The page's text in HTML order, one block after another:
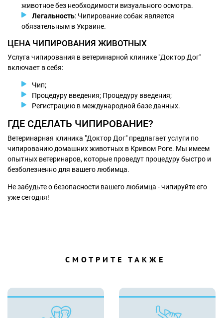
животное без необходимости визуального осмотра.
Легальность: Чипирование собак является
обязательным в Украине.
ЦЕНА ЧИПИРОВАНИЯ ЖИВОТНЫХ
Услуга чипирования в ветеринарной клинике "Доктор Дог"
включает в себя:
Чип;
Процедуру введения; Процедуру введения;
Регистрацию в международной базе данных.
ГДЕ СДЕЛАТЬ ЧИПИРОВАНИЕ?
Ветеринарная клиника "Доктор Дог" предлагает услуги по
чипированию домашних животных в Кривом Роге. Мы имеем
опытных ветеринаров, которые проведут процедуру быстро и
безболезненно для вашего любимца.
Не забудьте о безопасности вашего любимца - чипируйте его
уже сегодня!
СМОТРИТЕ ТАКЖЕ